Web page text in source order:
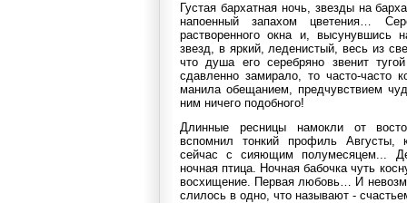
Густая бархатная ночь, звезды на
напоенный запахом цветения…
растворенного окна и, высунувшись
звезд, в яркий, леденистый, весь из
что душа его серебряно звенит
сдавленно замирало, то часто-часто
манила обещанием, предчувствием
ним ничего подобного!
Длинные ресницы намокли от
вспомнил тонкий профиль Августы,
сейчас с сияющим полумесяцем...
ночная птица. Ночная бабочка чуть
восхищение. Первая любовь… И
слилось в одно, что называют -